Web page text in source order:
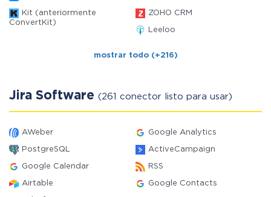
Kit (anteriormente
ConvertKit)
ZOHO CRM
Leeloo
mostrar todo (+216)
Jira Software (261 conector listo para usar)
AWeber Google Analytics
PostgreSQL ActiveCampaign
Google Calendar RSS
Airtable Google Contacts